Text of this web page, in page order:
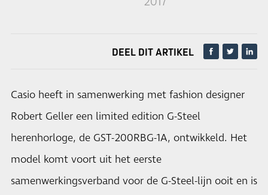
DEEL DIT ARTIKEL
Casio heeft in samenwerking met fashion designer
Robert Geller een limited edition G-Steel
herenhorloge, de GST-200RBG-1A, ontwikkeld. Het
model komt voort uit het eerste
samenwerkingsverband voor de G-Steel-lijn ooit en is